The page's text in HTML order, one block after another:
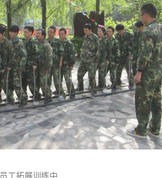
员工拓展训练中